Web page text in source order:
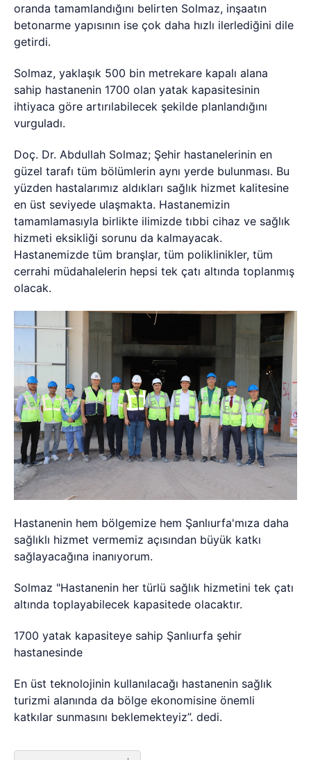
oranda tamamlandığını belirten Solmaz, inşaatın
betonarme yapısının ise çok daha hızlı ilerlediğini dile
getirdi.
Solmaz, yaklaşık 500 bin metrekare kapalı alana
sahip hastanenin 1700 olan yatak kapasitesinin
ihtiyaca göre artırılabilecek şekilde planlandığını
vurguladı.
Doç. Dr. Abdullah Solmaz; Şehir hastanelerinin en
güzel tarafı tüm bölümlerin aynı yerde bulunması. Bu
yüzden hastalarımız aldıkları sağlık hizmet kalitesine
en üst seviyede ulaşmakta. Hastanemizin
tamamlamasıyla birlikte ilimizde tıbbi cihaz ve sağlık
hizmeti eksikliği sorunu da kalmayacak.
Hastanemizde tüm branşlar, tüm poliklinikler, tüm
cerrahi müdahalelerin hepsi tek çatı altında toplanmış
olacak.
Hastanenin hem bölgemize hem Şanlıurfa'mıza daha
sağlıklı hizmet vermemiz açısından büyük katkı
sağlayacağına inanıyorum.
Solmaz "Hastanenin her türlü sağlık hizmetini tek çatı
altında toplayabilecek kapasitede olacaktır.
1700 yatak kapasiteye sahip Şanlıurfa şehir
hastanesinde
En üst teknolojinin kullanılacağı hastanenin sağlık
turizmi alanında da bölge ekonomisine önemli
katkılar sunmasını beklemekteyiz”. dedi.